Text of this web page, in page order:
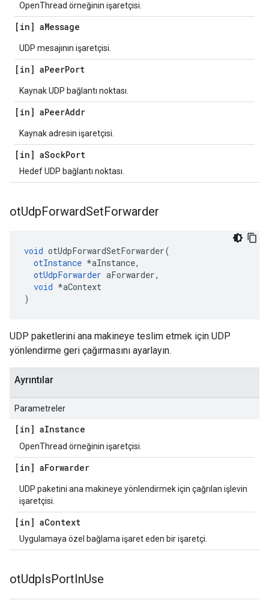
OpenThread örneğinin işaretçisi.
[in] aMessage
UDP mesajının işaretçisi.
[in] aPeerPort
Kaynak UDP bağlantı noktası.
[in] aPeerAddr
Kaynak adresin işaretçisi.
[in] aSockPort
Hedef UDP bağlantı noktası.
otUdpForwardSetForwarder
void otUdpForwardSetForwarder(
otInstance *aInstance,
otUdpForwarder aForwarder,
void *aContext
)
UDP paketlerini ana makineye teslim etmek için UDP
yönlendirme geri çağırmasını ayarlayın.
Ayrıntılar
Parametreler
[in] aInstance
OpenThread örneğinin işaretçisi.
[in] aForwarder
UDP paketini ana makineye yönlendirmek için çağrılan işlevin
işaretçisi.
[in] aContext
Uygulamaya özel bağlama işaret eden bir işaretçi.
otUdpIsPortInUse